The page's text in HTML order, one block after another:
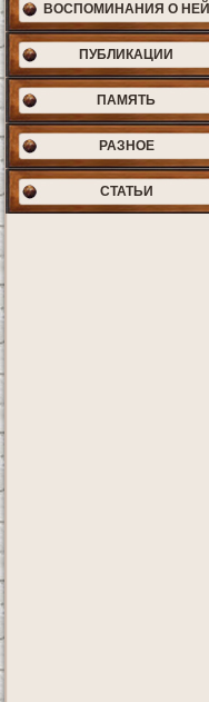
ВОСПОМИНАНИЯ О НЕЙ
ПУБЛИКАЦИИ
ПАМЯТЬ
РАЗНОЕ
СТАТЬИ